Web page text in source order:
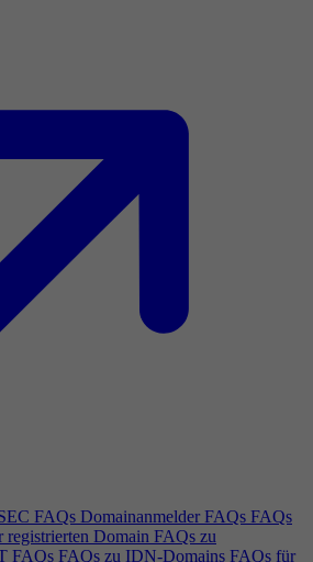
FAQs Domainanmelder FAQs FAQs
registrierten Domain FAQs zu
FAQs FAQs zu IDN-Domains FAQs für